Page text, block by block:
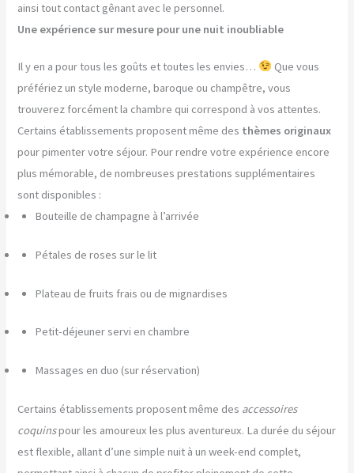
ainsi tout contact gênant avec le personnel.
Une expérience sur mesure pour une nuit inoubliable
Il y en a pour tous les goûts et toutes les envies…
Que vous
préfériez un style moderne, baroque ou champêtre, vous
trouverez forcément la chambre qui correspond à vos attentes.
Certains établissements proposent même des thèmes originaux
pour pimenter votre séjour. Pour rendre votre expérience encore
plus mémorable, de nombreuses prestations supplémentaires
sont disponibles :
Bouteille de champagne à l’arrivée
Pétales de roses sur le lit
Plateau de fruits frais ou de mignardises
Petit-déjeuner servi en chambre
Massages en duo (sur réservation)
Certains établissements proposent même des accessoires
coquinspour les amoureux les plus aventureux. La durée du séjour
est flexible, allant d’une simple nuit à un week-end complet,